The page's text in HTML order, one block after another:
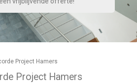
Project Hamers
Project Hamers